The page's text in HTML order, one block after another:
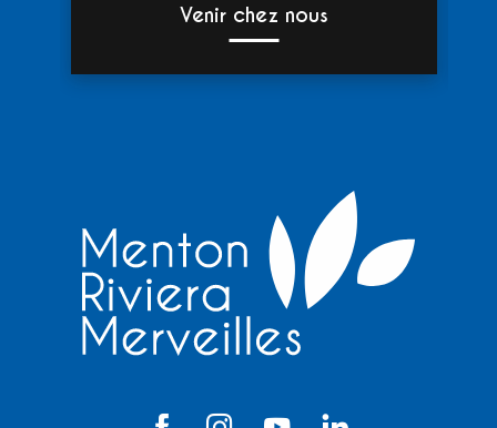
Venir chez nous